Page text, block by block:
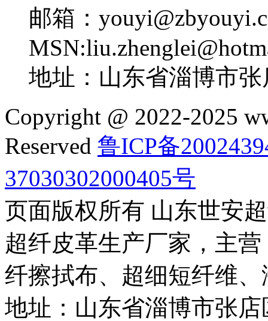
邮箱：
地址：山东省淄博市
Copyright @ 2022-2025
Reserved 鲁ICP备
37030302000405号
页面版权所有 山东世安
超纤皮革生产厂家，主
纤擦拭布、超细短纤维
地址：山东省淄博市张